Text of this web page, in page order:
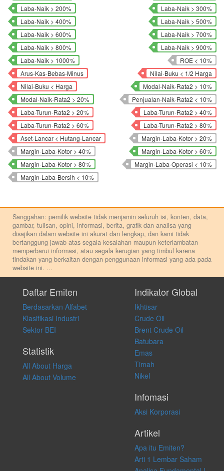
Laba-Naik > 200%
Laba-Naik > 300%
Laba-Naik > 400%
Laba-Naik > 500%
Laba-Naik > 600%
Laba-Naik > 700%
Laba-Naik > 800%
Laba-Naik > 900%
Laba-Naik > 1000%
ROE < 10%
Arus-Kas-Bebas-Minus
Nilai-Buku < 1/2 Harga
Nilai-Buku < Harga
Modal-Naik-Rata2 > 10%
Modal-Naik-Rata2 > 20%
Penjualan-Naik-Rata2 < 10%
Laba-Turun-Rata2 > 20%
Laba-Turun-Rata2 > 40%
Laba-Turun-Rata2 > 60%
Laba-Turun-Rata2 > 80%
Aset-Lancar < Hutang-Lancar
Margin-Laba-Kotor > 20%
Margin-Laba-Kotor > 40%
Margin-Laba-Kotor > 60%
Margin-Laba-Kotor > 80%
Margin-Laba-Operasi < 10%
Margin-Laba-Bersih < 10%
Sanggahan: pemilik website tidak menjamin seluruh isi, konten, data,
gambar, tulisan, opini, informasi, berita, grafik dan analisa yang
disajikan dalam website ini akurat dan lengkap, dan kami tidak
bertanggung jawab atas segala kesalahan maupun keterlambatan
memperbarui informasi, atau segala kerugian yang timbul karena
tindakan yang berkaitan dengan penggunaan informasi yang ada pada
website ini. ...
pribadi. Kami tidak memberi anjuran, saran, rekomendasi untuk
membeli, menjual atau melakukan aktivitas lain yang terkait dengan
transaksi perdagangan apapun, dan kami tidak bertanggung jawab
atas keputusan investasi yang dilakukan dalam kondisi dan situasi
apapun juga, yang diakibatkan secara langsung maupun tidak
langsung atas konten pada website ini.
Daftar Emiten
Berdasarkan Alfabet
Klasifikasi Industri
Sektor BEI
Statistik
All About Harga
All About Volume
Indikator Global
Ikhtisar
Crude Oil
Brent Crude Oil
Batubara
Emas
Timah
Nikel
Infomasi
Aksi Korporasi
Artikel
Apa itu Emiten?
Arti 1 Lembar Saham